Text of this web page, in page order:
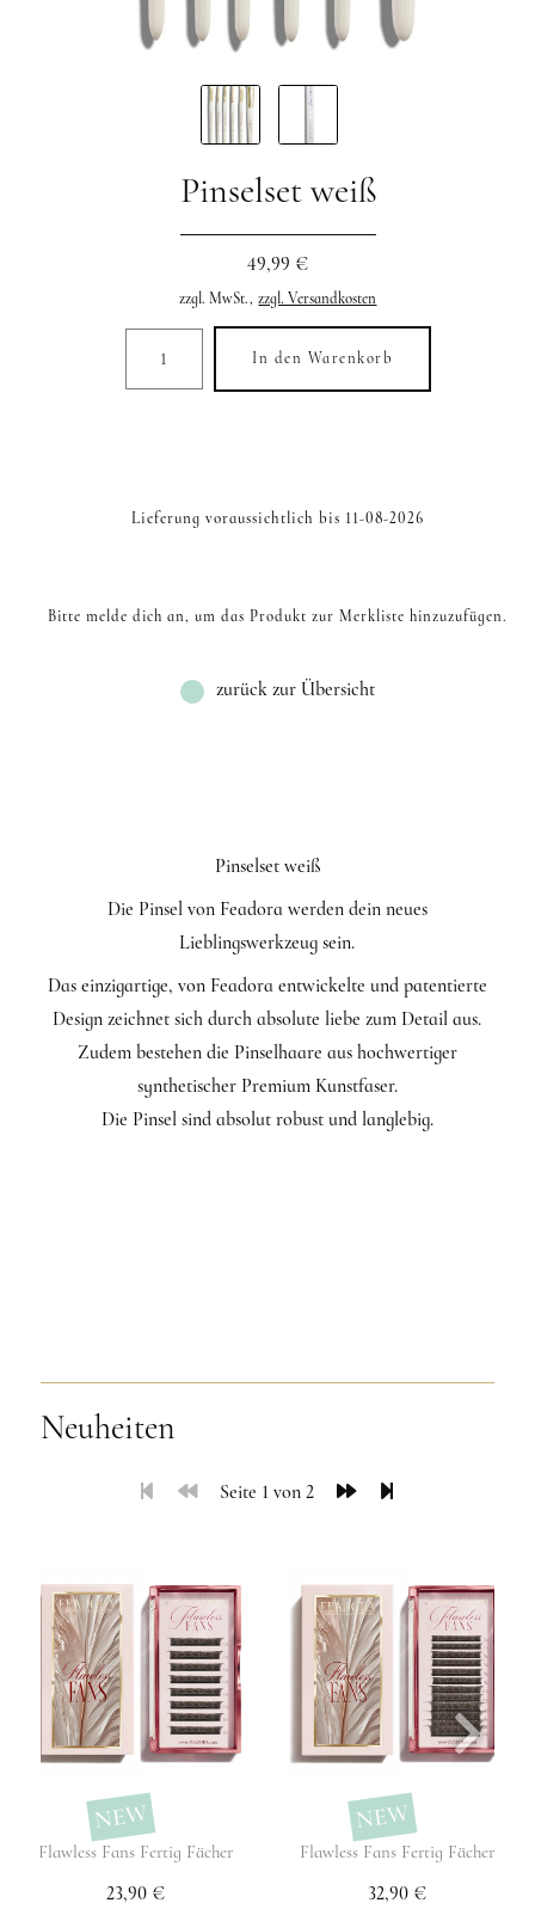
Pinselset weiß
49,99 €
zzgl. MwSt., zzgl. Versandkosten
In den Warenkorb
Lieferung voraussichtlich bis 11-08-2026
Bitte melde dich an, um das Produkt zur Merkliste hinzuzufügen.
zurück zur Übersicht
Pinselset weiß
Die Pinsel von Feadora werden dein neues
Lieblingswerkzeug sein.
Das einzigartige, von Feadora entwickelte und patentierte
Design zeichnet sich durch absolute liebe zum Detail aus.
Zudem bestehen die Pinselhaare aus hochwertiger
synthetischer Premium Kunstfaser.
Die Pinsel sind absolut robust und langlebig.
Neuheiten
Seite 1 von 2
NEW
Flawless Fans Fertig Fächer
23,90 €
NEW
Flawless Fans Fertig Fächer
32,90 €